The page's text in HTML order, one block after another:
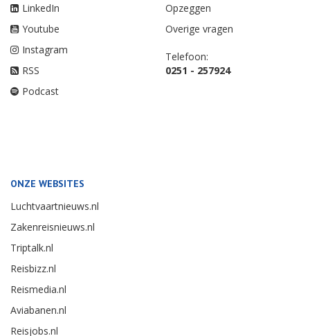
LinkedIn
Youtube
Instagram
RSS
Podcast
Opzeggen
Overige vragen
Telefoon:
0251 - 257924
ONZE WEBSITES
Luchtvaartnieuws.nl
Zakenreisnieuws.nl
Triptalk.nl
Reisbizz.nl
Reismedia.nl
Aviabanen.nl
Reisjobs.nl